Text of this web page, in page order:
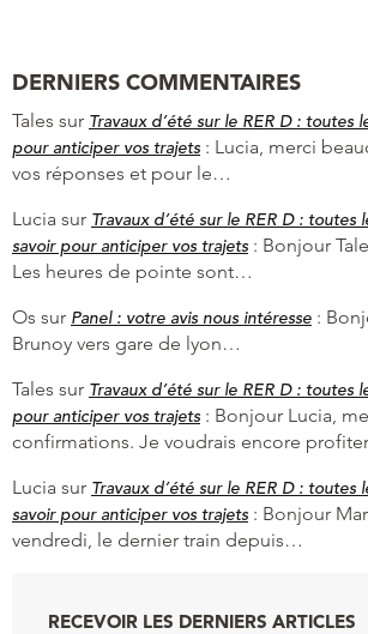
DERNIERS COMMENTAIRES
Tales sur Travaux d’été sur le RER D : toutes
pour anticiper vos trajets : Lucia, merci
vos réponses et pour le…
Lucia sur Travaux d’été sur le RER D : toutes
savoir pour anticiper vos trajets : Bonjour
Les heures de pointe sont…
Os sur Panel : votre avis nous intéresse :
Brunoy vers gare de lyon…
Tales sur Travaux d’été sur le RER D : toutes
pour anticiper vos trajets : Bonjour Lucia,
confirmations. Je voudrais encore
Lucia sur Travaux d’été sur le RER D : toutes
savoir pour anticiper vos trajets : Bonjour
vendredi, le dernier train depuis…
RECEVOIR LES DERNIERS ARTICLES